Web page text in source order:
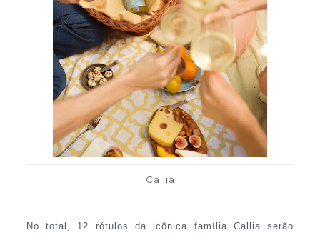
Callia
No total, 12 rótulos da icônica família Callia serão